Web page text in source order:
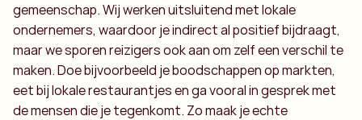
gemeenschap. Wij werken uitsluitend met lokale
ondernemers, waardoor je indirect al positief bijdraagt,
maar we sporen reizigers ook aan om zelf een verschil te
maken. Doe bijvoorbeeld je boodschappen op markten,
eet bij lokale restaurantjes en ga vooral in gesprek met
de mensen die je tegenkomt. Zo maak je echte